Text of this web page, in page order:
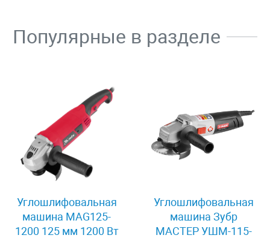
Популярные в разделе
Углошлифовальная
машина MAG125-
1200 125 мм 1200 Вт
Углошлифовальная
машина Зубр
МАСТЕР УШМ-115-